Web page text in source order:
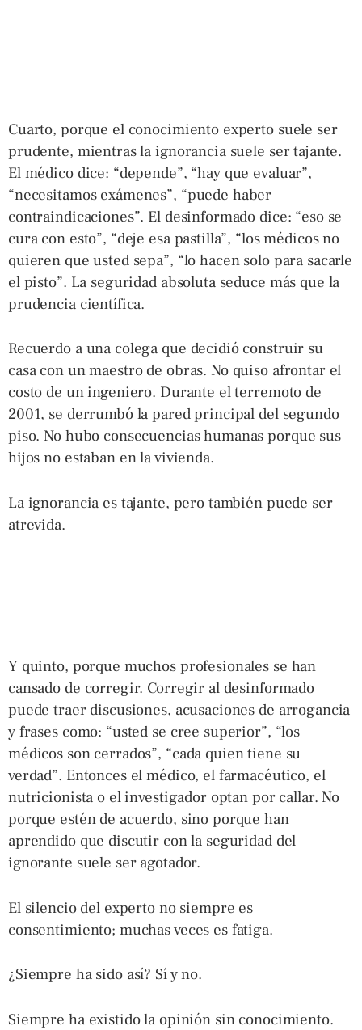
Cuarto, porque el conocimiento experto suele ser
prudente, mientras la ignorancia suele ser tajante.
El médico dice: “depende”, “hay que evaluar”,
“necesitamos exámenes”, “puede haber
contraindicaciones”. El desinformado dice: “eso se
cura con esto”, “deje esa pastilla”, “los médicos no
quieren que usted sepa”, “lo hacen solo para sacarle
el pisto”. La seguridad absoluta seduce más que la
prudencia científica.
Recuerdo a una colega que decidió construir su
casa con un maestro de obras. No quiso afrontar el
costo de un ingeniero. Durante el terremoto de
2001, se derrumbó la pared principal del segundo
piso. No hubo consecuencias humanas porque sus
hijos no estaban en la vivienda.
La ignorancia es tajante, pero también puede ser
atrevida.
Y quinto, porque muchos profesionales se han
cansado de corregir. Corregir al desinformado
puede traer discusiones, acusaciones de arrogancia
y frases como: “usted se cree superior”, “los
médicos son cerrados”, “cada quien tiene su
verdad”. Entonces el médico, el farmacéutico, el
nutricionista o el investigador optan por callar. No
porque estén de acuerdo, sino porque han
aprendido que discutir con la seguridad del
ignorante suele ser agotador.
El silencio del experto no siempre es
consentimiento; muchas veces es fatiga.
¿Siempre ha sido así? Sí y no.
Siempre ha existido la opinión sin conocimiento.